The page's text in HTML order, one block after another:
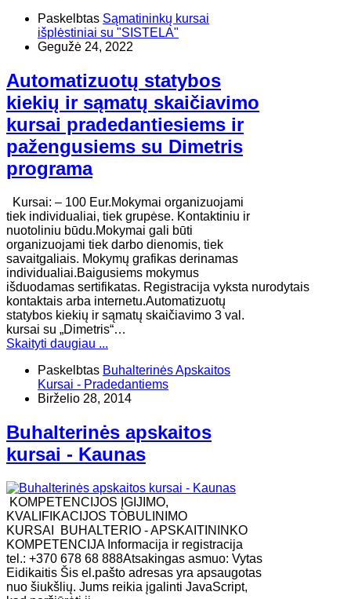
Paskelbtas Sąmatininkų kursai
išplėstiniai su "SISTELA"
Gegužė 24, 2022
Automatizuotų statybos
kiekių ir sąmatų skaičiavimo
kursai pradedantiesiems ir
pažengusiems su Dimetris
programa
Kursai: – 100 Eur.Mokymai organizuojami
tiek individualiai, tiek grupėse. Kontaktiniu ir
nuotoliniu būdu.Mokymai gali būti
organizuojami tiek darbo dienomis, tiek
savaitgaliais. Mokymų grafikas derinamas
individualiai.Baigusiems mokymus
išduodamas sertifikatas. Registracija vyksta nurodytais
kontaktais arba internetu.Automatizuotų
statybos kiekių ir sąmatų skaičiavimo 3 val.
kursai su „Dimetris“…
Skaityti daugiau ...
Paskelbtas Buhalterinės Apskaitos
Kursai - Pradedantiems
Birželio 28, 2014
Buhalterinės apskaitos
kursai - Kaunas
KOMPETENCIJOS ĮGIJIMO,
KVALIFIKACIJOS TOBULINIMO
KURSAI BUHALTERIO - APSKAITININKO
KOMPETENCIJA Informacija ir registracija
tel.: +370 678 68 888Atsakingas asmuo: Vytas
Eidikaitis Šis el.pašto adresas yra apsaugotas
nuo šiukšlių. Jums reikia įgalinti JavaScript,